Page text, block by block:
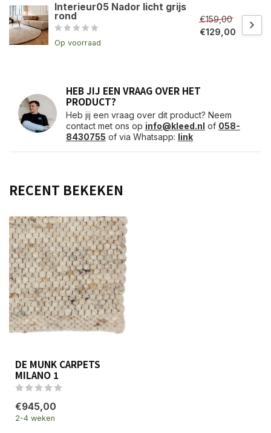
Interieur05 Nador licht grijs
rond
Op voorraad
€159,00
€129,00
HEB JIJ EEN VRAAG OVER HET
PRODUCT?
Heb jij een vraag over dit product? Neem
contact met ons op info@kleed.nl of 058-
8430755 of via Whatsapp: link
RECENT BEKEKEN
DE MUNK CARPETS
MILANO 1
€945,00
2-4 weken